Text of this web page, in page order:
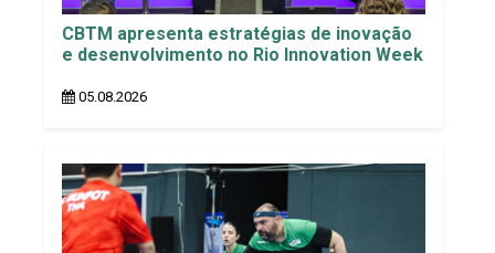
CBTM apresenta estratégias de inovação
e desenvolvimento no Rio Innovation Week
05.08.2026